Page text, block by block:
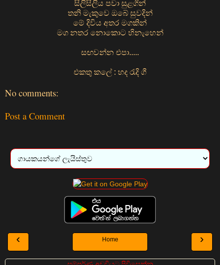
සිලිසිලිය පවා සුළගින්
තනි මැකුවෙ ඔබේ සුවදින්
මේ දිවිය අතර මගකින්
මග නතර නොකොට හිනැහෙන්
සඟවන්න එපා.....
එකතු කලේ : හද රැදි ගී
No comments:
Post a Comment
‹ ›
Home